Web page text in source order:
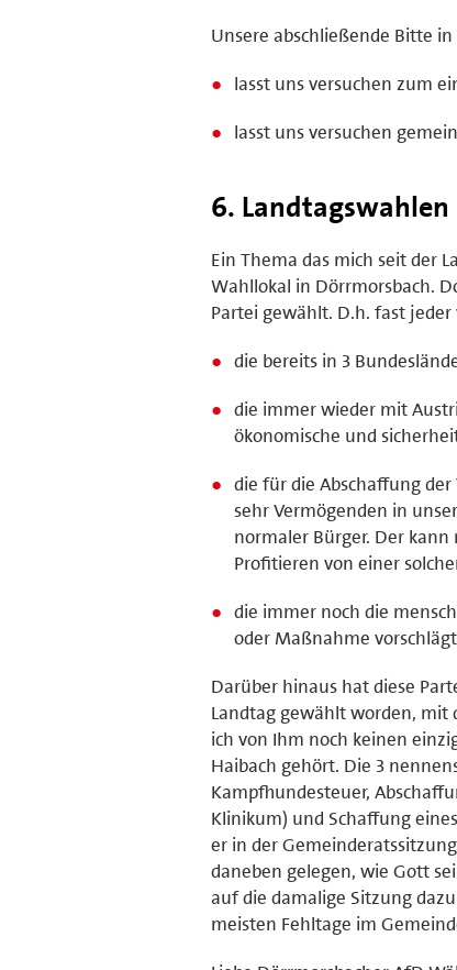
Unsere abschließende Bitte
lasst uns versuchen zum
lasst uns versuchen
6. Landtagswahlen
Ein Thema das mich seit der
Wahllokal in Dörrmorsbach.
Partei gewählt. D.h. fast
die bereits in 3
die immer wieder mit
ökonomische und
die für die Abschaffung
sehr Vermögenden in
normaler Bürger. Der
Profitieren von einer
die immer noch die
oder Maßnahme
Darüber hinaus hat diese
Landtag gewählt worden, mit
ich von Ihm noch keinen
Haibach gehört. Die 3
Kampfhundesteuer,
Klinikum) und Schaffung
er in der
daneben gelegen, wie Gott
auf die damalige Sitzung
meisten Fehltage im